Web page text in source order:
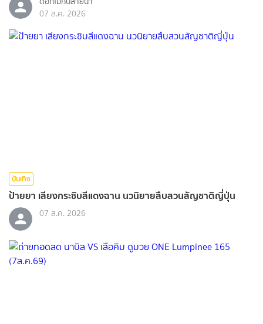
07 ส.ค. 2026
บันเทิง
ป้ายยา เสียงกระซิบสีแดงฉาน นวนิยายสืบสวนสัญชาติญี่ปุ่น
07 ส.ค. 2026